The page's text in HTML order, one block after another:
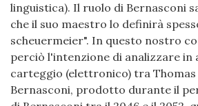
linguistica). Il ruolo di Bernasconi
che il suo maestro lo definirà
scheuermeier". In questo nostro
perciò l'intenzione di analizzare in
carteggio (elettronico) tra Thomas
Bernasconi, prodotto durante il